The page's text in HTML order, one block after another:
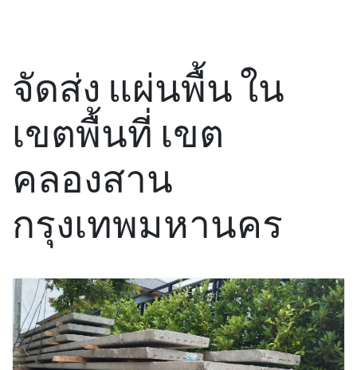
จัดส่ง แผ่นพื้น ใน
เขตพื้นที่ เขต
คลองสาน
กรุงเทพมหานคร